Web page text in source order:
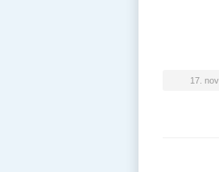
17.